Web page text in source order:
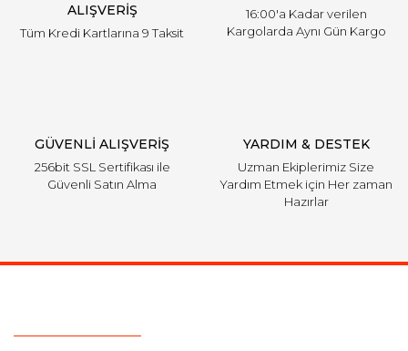
ALIŞVERİŞ
Tüm Kredi Kartlarına 9 Taksit
16:00'a Kadar verilen
Kargolarda Aynı Gün Kargo
GÜVENLİ ALIŞVERİŞ
256bit SSL Sertifikası ile
Güvenli Satın Alma
YARDIM & DESTEK
Uzman Ekiplerimiz Size
Yardım Etmek için Her zaman
Hazırlar